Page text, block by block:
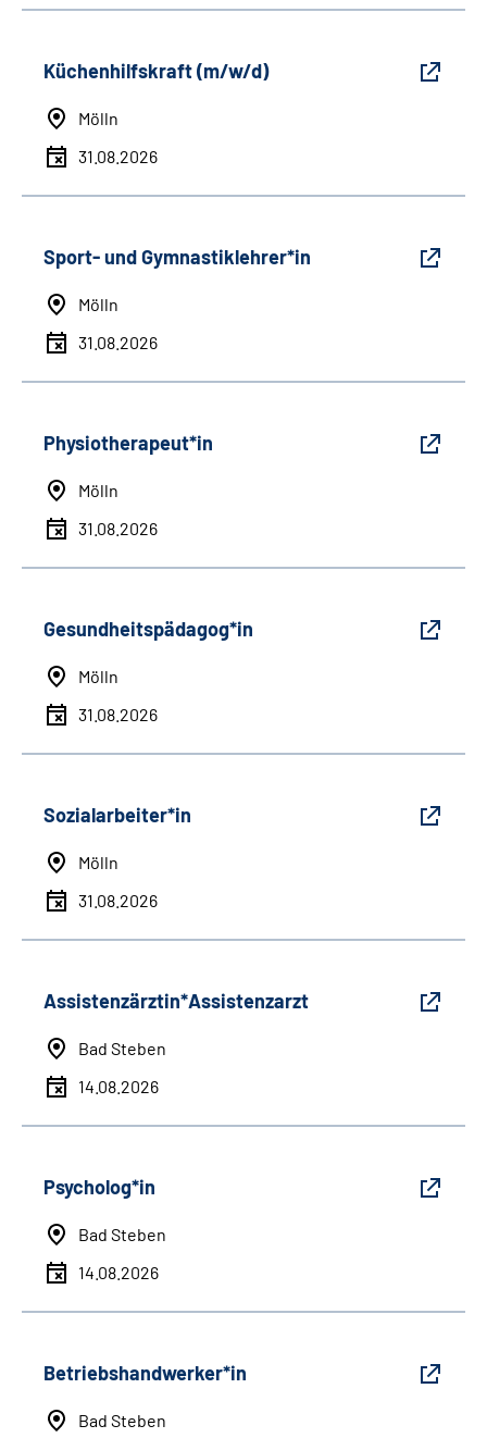
Küchenhilfskraft (m/w/d)
Mölln
31.08.2026
Sport- und Gymnastiklehrer*in
Mölln
31.08.2026
Physiotherapeut*in
Mölln
31.08.2026
Gesundheitspädagog*in
Mölln
31.08.2026
Sozialarbeiter*in
Mölln
31.08.2026
Assistenzärztin*Assistenzarzt
Bad Steben
14.08.2026
Psycholog*in
Bad Steben
14.08.2026
Betriebshandwerker*in
Bad Steben